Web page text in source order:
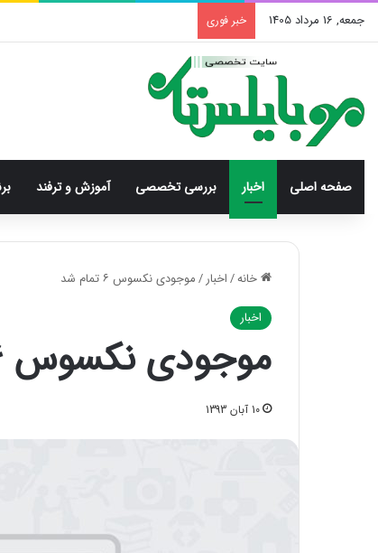
جمعه, 16 مرداد 1405 خبر فوری
صفحه اصلی اخبار بررسی‌ تخصصی آموزش و ترفند
خانه/اخبار/موجودی نکسوس ۶ تمام شد
اخبار
موجودی نکسوس ۶ تمام شد
10 آبان 1393